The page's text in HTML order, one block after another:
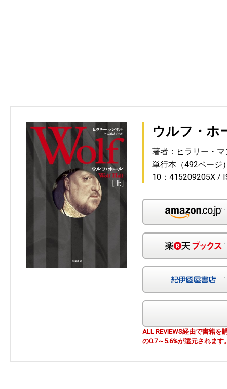
ウルフ・
著者：ヒラリー・マ
単行本（492ページ
10：415209205X
ALL REVIEWS経由で書籍
の0.7～5.6%が還元されます